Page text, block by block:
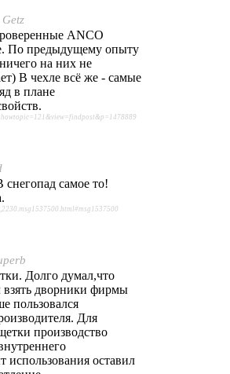
ANСO
По предыдущему опыту
на них не
В чехле всё же - самые
в плане
самое то!
Долго думал,что
дворники фирмы
пользовался
Для
производство
оставил